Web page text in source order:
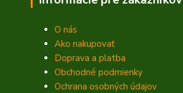
O nás
Ako nakupovať
Doprava a platba
Obchodné podmienky
Ochrana osobných údajov